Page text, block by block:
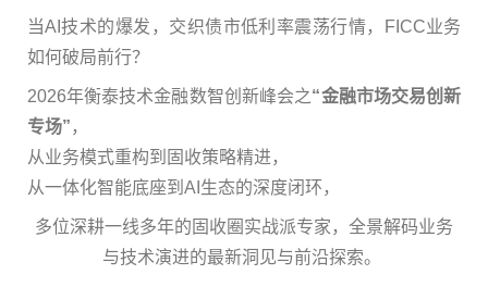
当AI技术的爆发，交织债市低利率震荡行情，FICC业务
如何破局前行？
2026年衡泰技术金融数智创新峰会之“金融市场交易创新
专场” ，
从业务模式重构到固收策略精进，
从一体化智能底座到AI生态的深度闭环，
多位深耕一线多年的固收圈实战派专家，全景解码业务
与技术演进的最新洞见与前沿探索。